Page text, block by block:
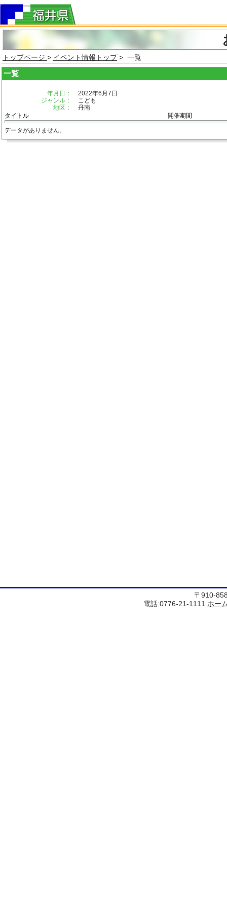
トップページ > イベント情報トップ> 一覧
一覧
年月日：
2022年6月7日
ジャンル：
こども
地区：
丹南
タイトル
開催期間
データがありません。
〒910-
電話:0776-21-1111 ホー